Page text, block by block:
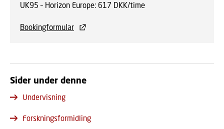
UK95 – Horizon Europe: 617 DKK/time
Bookingformular
Sider under denne
Undervisning
Forskningsformidling